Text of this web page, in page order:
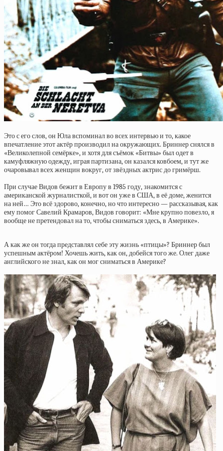
Это с его слов, он Юла вспоминал во всех интервью и то, какое
впечатление этот актёр производил на окружающих. Бриннер снялся в
«Великолепной семёрке», и хотя для съёмок «Битвы» был одет в
камуфляжную одежду, играя партизана, он казался ковбоем, и тут же
очаровывал всех женщин вокруг, от звёздных актрис до гримёрш.
При случае Видов бежит в Европу в 1985 году, знакомится с
американской журналисткой, и вот он уже в США, в её доме, женится
на ней… Это всё здорово, конечно, но что интересно — рассказывая, как
ему помог Савелий Крамаров, Видов говорит: «Мне крупно повезло, я
вообще не претендовал на то, чтобы сниматься здесь, в Америке».
А как же он тогда представлял себе эту жизнь «птицы»? Бриннер был
успешным актёром! Хочешь жить, как он, добейся того же. Олег даже
английского не знал, как он мог сниматься в Америке?